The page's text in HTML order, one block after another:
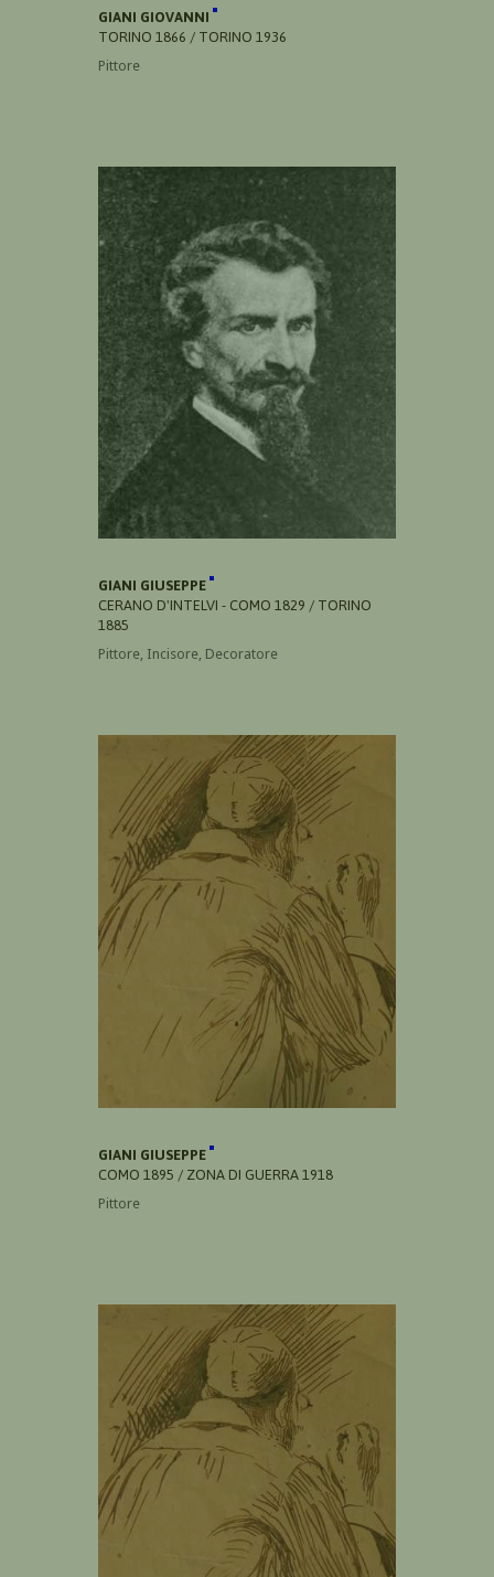
GIANI GIOVANNI
TORINO 1866 / TORINO 1936
Pittore
GIANI GIUSEPPE
CERANO D'INTELVI - COMO 1829 / TORINO
1885
Pittore, Incisore, Decoratore
GIANI GIUSEPPE
COMO 1895 / ZONA DI GUERRA 1918
Pittore